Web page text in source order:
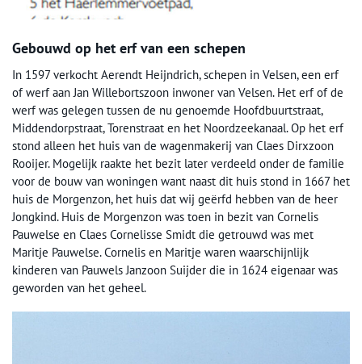
Gebouwd op het erf van een schepen
In 1597 verkocht Aerendt Heijndrich, schepen in Velsen, een erf
of werf aan Jan Willebortszoon inwoner van Velsen. Het erf of de
werf was gelegen tussen de nu genoemde Hoofdbuurtstraat,
Middendorpstraat, Torenstraat en het Noordzeekanaal. Op het erf
stond alleen het huis van de wagenmakerij van Claes Dirxzoon
Rooijer. Mogelijk raakte het bezit later verdeeld onder de familie
voor de bouw van woningen want naast dit huis stond in 1667 het
huis de Morgenzon, het huis dat wij geërfd hebben van de heer
Jongkind. Huis de Morgenzon was toen in bezit van Cornelis
Pauwelse en Claes Cornelisse Smidt die getrouwd was met
Maritje Pauwelse. Cornelis en Maritje waren waarschijnlijk
kinderen van Pauwels Janzoon Suijder die in 1624 eigenaar was
geworden van het geheel.